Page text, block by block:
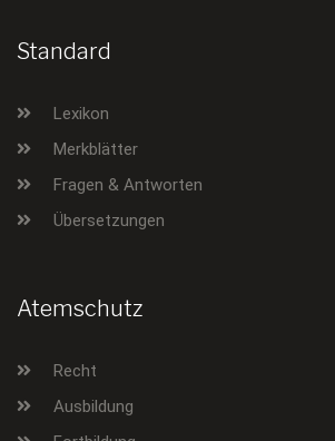
Standard
Lexikon
Merkblätter
Fragen & Antworten
Übersetzungen
Atemschutz
Recht
Ausbildung